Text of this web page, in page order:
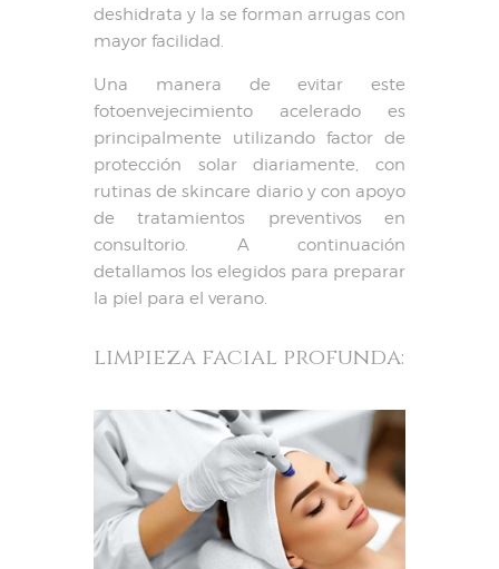
deshidrata y la se forman arrugas con
mayor facilidad.
Una manera de evitar este
fotoenvejecimiento acelerado es
principalmente utilizando factor de
protección solar diariamente, con
rutinas de skincare diario y con apoyo
de tratamientos preventivos en
consultorio. A continuación
detallamos los elegidos para preparar
la piel para el verano.
limpieza facial profunda: